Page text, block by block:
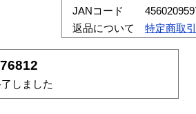
JANコード
返品について
特定商取
しました